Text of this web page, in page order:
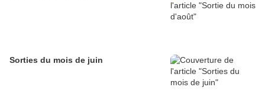
Sorties du mois de juin